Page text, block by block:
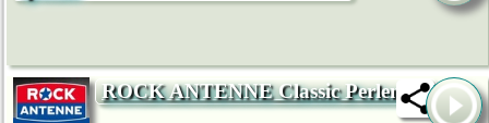
ROCK ANTENNE Classic Perlen